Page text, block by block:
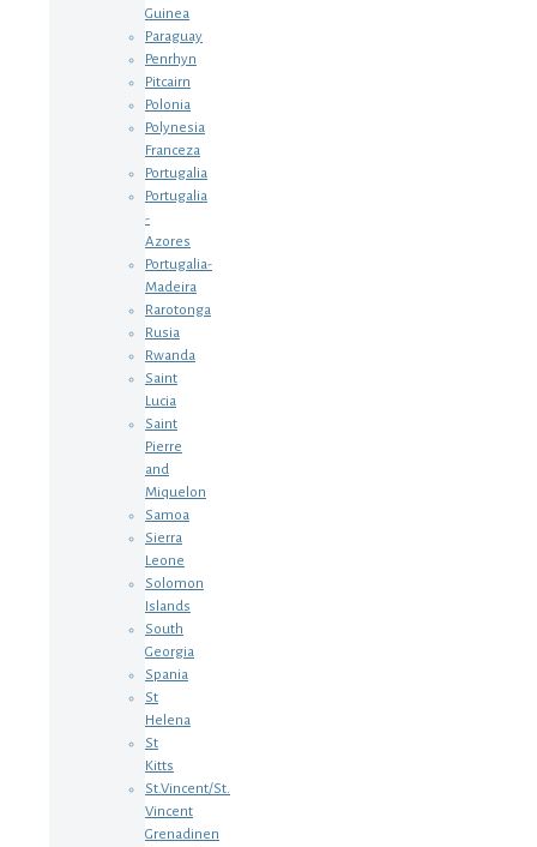
Guinea
Paraguay
Penrhyn
Pitcairn
Polonia
Polynesia
Franceza
Portugalia
Portugalia
-
Azores
Portugalia-
Madeira
Rarotonga
Rusia
Rwanda
Saint
Lucia
Saint
Pierre
and
Miquelon
Samoa
Sierra
Leone
Solomon
Islands
South
Georgia
Spania
St
Helena
St
Kitts
St.Vincent/St.
Vincent
Grenadinen